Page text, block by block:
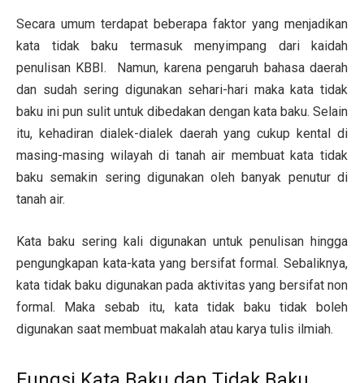
Secara umum terdapat beberapa faktor yang menjadikan
kata tidak baku termasuk menyimpang dari kaidah
penulisan KBBI. Namun, karena pengaruh bahasa daerah
dan sudah sering digunakan sehari-hari maka kata tidak
baku ini pun sulit untuk dibedakan dengan kata baku. Selain
itu, kehadiran dialek-dialek daerah yang cukup kental di
masing-masing wilayah di tanah air membuat kata tidak
baku semakin sering digunakan oleh banyak penutur di
tanah air.
Kata baku sering kali digunakan untuk penulisan hingga
pengungkapan kata-kata yang bersifat formal. Sebaliknya,
kata tidak baku digunakan pada aktivitas yang bersifat non
formal. Maka sebab itu, kata tidak baku tidak boleh
digunakan saat membuat makalah atau karya tulis ilmiah.